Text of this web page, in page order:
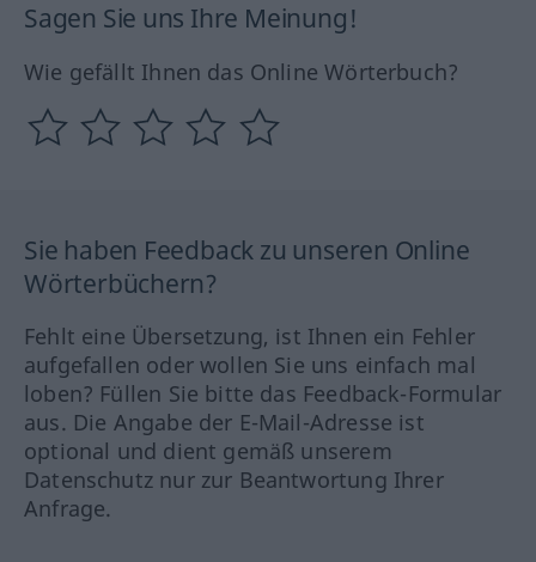
Sagen Sie uns Ihre Meinung!
Wie gefällt Ihnen das Online Wörterbuch?
Sie haben Feedback zu unseren Online
Wörterbüchern?
Fehlt eine Übersetzung, ist Ihnen ein Fehler
aufgefallen oder wollen Sie uns einfach mal
loben? Füllen Sie bitte das Feedback-Formular
aus. Die Angabe der E-Mail-Adresse ist
optional und dient gemäß unserem
Datenschutz nur zur Beantwortung Ihrer
Anfrage.